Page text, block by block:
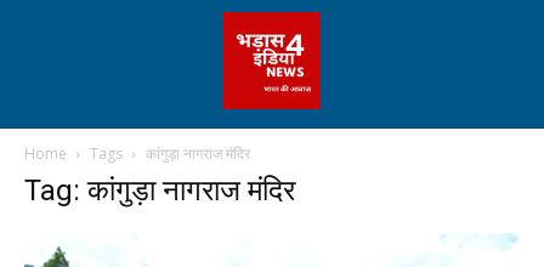
Home Tags कांगुड़ा नागराज मंदिर
Tag: कांगुड़ा नागराज मंदिर